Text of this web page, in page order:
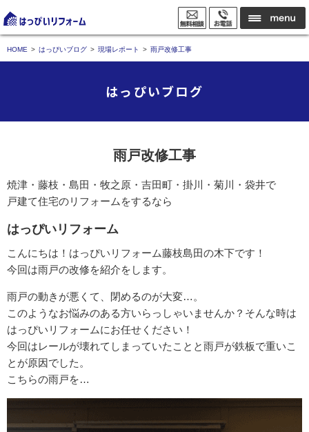
HOME はっぴいブログ 現場レポート 雨戸改修工事
はっぴいブログ
雨戸改修工事
焼津・藤枝・島田・牧之原・吉田町・掛川・菊川・袋井で
戸建て住宅のリフォームをするなら
はっぴいリフォーム
こんにちは！はっぴいリフォーム藤枝島田の木下です！
今回は雨戸の改修を紹介をします。
雨戸の動きが悪くて、閉めるのが大変…。
このようなお悩みのある方いらっしゃいませんか？そんな時は
はっぴいリフォームにお任せください！
今回はレールが壊れてしまっていたことと雨戸が鉄板で重いこ
とが原因でした。
こちらの雨戸を…